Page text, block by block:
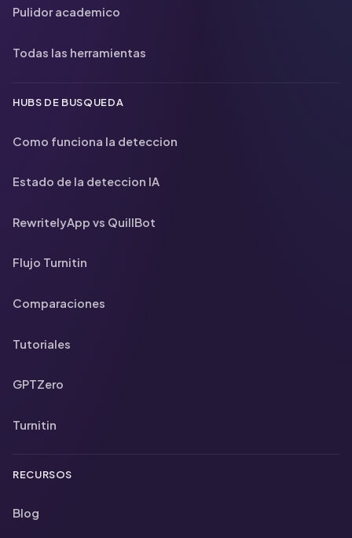
Pulidor academico
Todas las herramientas
HUBS DE BUSQUEDA
Como funciona la deteccion
Estado de la deteccion IA
RewritelyApp vs QuillBot
Flujo Turnitin
Comparaciones
Tutoriales
GPTZero
Turnitin
RECURSOS
Blog